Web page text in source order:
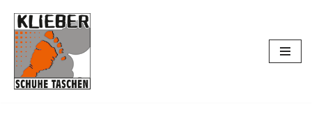
Zum
Inhalt
springen